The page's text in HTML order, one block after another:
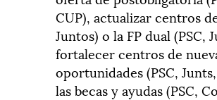
CUP), actualizar centros
Juntos) o la FP dual (PSC,
fortalecer centros de
oportunidades (PSC,
las becas y ayudas (PSC,